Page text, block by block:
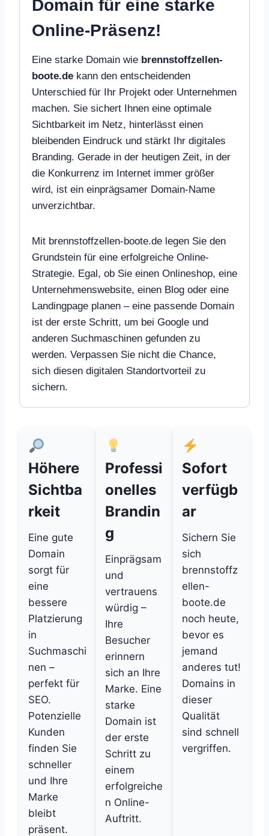
Domain für eine starke
Online-Präsenz!
Eine starke Domain wie brennstoffzellen-
boote.de kann den entscheidenden
Unterschied für Ihr Projekt oder Unternehmen
machen. Sie sichert Ihnen eine optimale
Sichtbarkeit im Netz, hinterlässt einen
bleibenden Eindruck und stärkt Ihr digitales
Branding. Gerade in der heutigen Zeit, in der
die Konkurrenz im Internet immer größer
wird, ist ein einprägsamer Domain-Name
unverzichtbar.
Mit brennstoffzellen-boote.de legen Sie den
Grundstein für eine erfolgreiche Online-
Strategie. Egal, ob Sie einen Onlineshop, eine
Unternehmenswebsite, einen Blog oder eine
Landingpage planen – eine passende Domain
ist der erste Schritt, um bei Google und
anderen Suchmaschinen gefunden zu
werden. Verpassen Sie nicht die Chance,
sich diesen digitalen Standortvorteil zu
sichern.
Höhere
Sichtba
rkeit
Eine gute
Domain
sorgt für
eine
bessere
Platzierung
in
Suchmaschi
nen –
perfekt für
SEO.
Potenzielle
Kunden
finden Sie
schneller
und Ihre
Marke
bleibt
präsent.
Professi
onelles
Brandin
g
Einprägsam
und
vertrauens
würdig –
Ihre
Besucher
erinnern
sich an Ihre
Marke. Eine
starke
Domain ist
der erste
Schritt zu
einem
erfolgreiche
n Online-
Auftritt.
Sofort
verfügb
ar
Sichern Sie
sich
brennstoffz
ellen-
boote.de
noch heute,
bevor es
jemand
anderes tut!
Domains in
dieser
Qualität
sind schnell
vergriffen.